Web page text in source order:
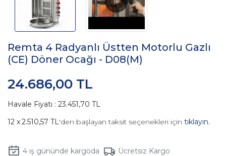
Remta 4 Radyanlı Üstten Motorlu Gazlı
(CE) Döner Ocağı - D08(M)
24.686,00 TL
Havale Fiyatı : 23.451,70 TL
2.510,57 TL'den başlayan taksit seçenekleri için tıklayın.
4iş gününde kargoda Ücretsiz Kargo